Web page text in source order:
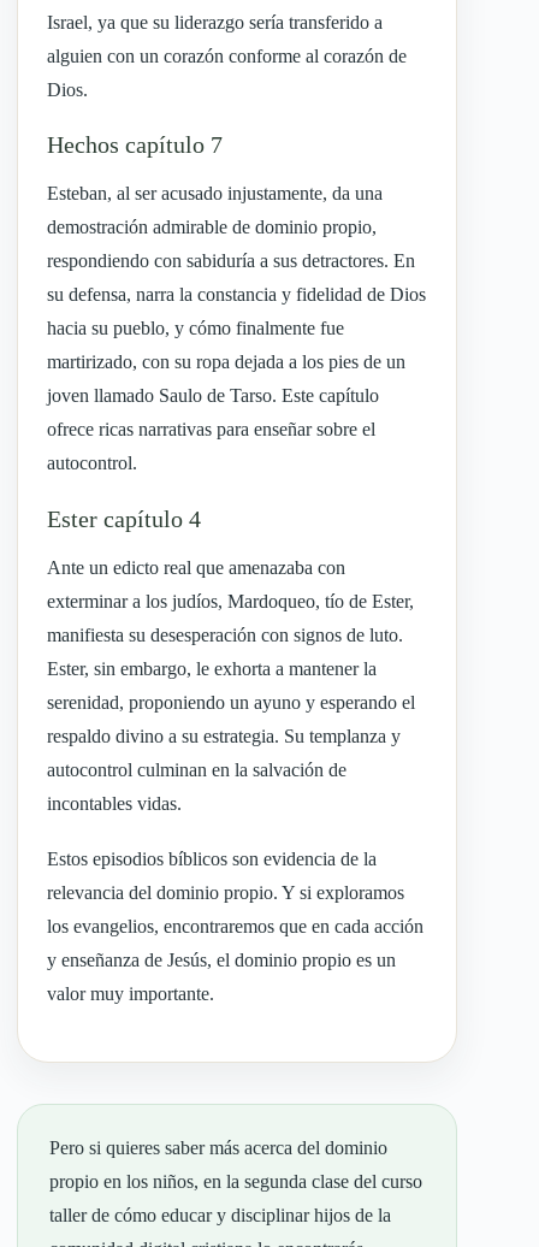
Israel, ya que su liderazgo sería transferido a
alguien con un corazón conforme al corazón de
Dios.
Hechos capítulo 7
Esteban, al ser acusado injustamente, da una
demostración admirable de dominio propio,
respondiendo con sabiduría a sus detractores. En
su defensa, narra la constancia y fidelidad de Dios
hacia su pueblo, y cómo finalmente fue
martirizado, con su ropa dejada a los pies de un
joven llamado Saulo de Tarso. Este capítulo
ofrece ricas narrativas para enseñar sobre el
autocontrol.
Ester capítulo 4
Ante un edicto real que amenazaba con
exterminar a los judíos, Mardoqueo, tío de Ester,
manifiesta su desesperación con signos de luto.
Ester, sin embargo, le exhorta a mantener la
serenidad, proponiendo un ayuno y esperando el
respaldo divino a su estrategia. Su templanza y
autocontrol culminan en la salvación de
incontables vidas.
Estos episodios bíblicos son evidencia de la
relevancia del dominio propio. Y si exploramos
los evangelios, encontraremos que en cada acción
y enseñanza de Jesús, el dominio propio es un
valor muy importante.
Pero si quieres saber más acerca del dominio
propio en los niños, en la segunda clase del curso
taller de cómo educar y disciplinar hijos de la